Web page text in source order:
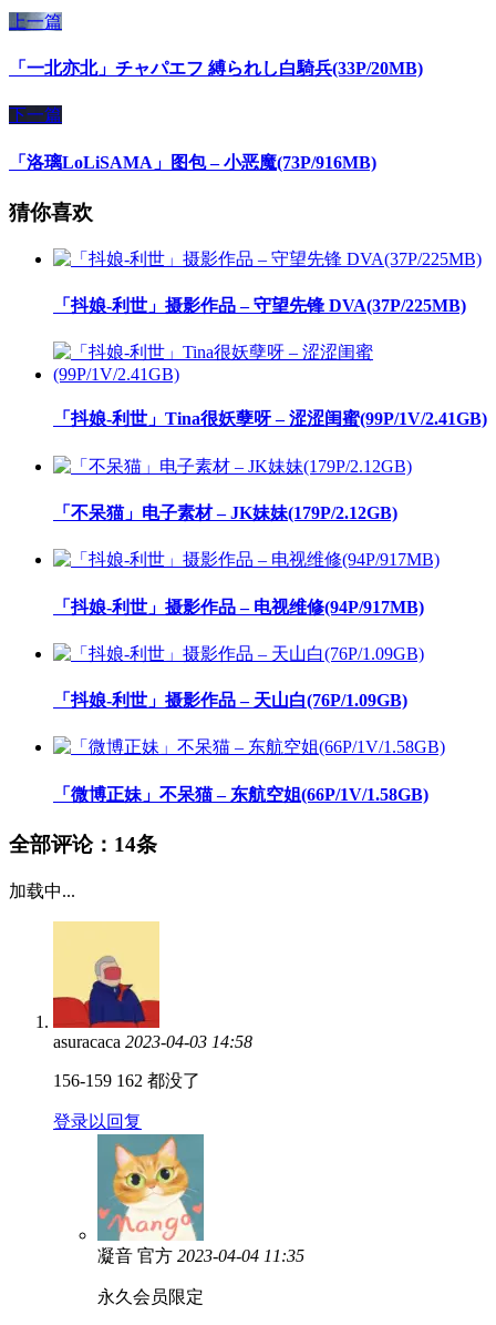
上一篇
「一北亦北」チャパエフ 縛られし白騎兵(33P/20MB)
下一篇
「洛璃LoLiSAMA」图包 – 小恶魔(73P/916MB)
猜你喜欢
「抖娘-利世」摄影作品 – 守望先锋 DVA(37P/225MB)
「抖娘-利世」Tina很妖孽呀 – 涩涩闺蜜(99P/1V/2.41GB)
「不呆猫」电子素材 – JK妹妹(179P/2.12GB)
「抖娘-利世」摄影作品 – 电视维修(94P/917MB)
「抖娘-利世」摄影作品 – 天山白(76P/1.09GB)
「微博正妹」不呆猫 – 东航空姐(66P/1V/1.58GB)
全部评论： 14条
加载中...
asuracaca 2023-04-03 14:58
156-159 162 都没了
登录以回复
凝音 官方 2023-04-04 11:35
永久会员限定